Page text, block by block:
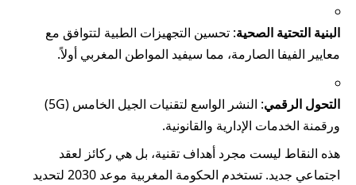
البنية التحتية الصحية: تحسين التجهيزات الطبية لتتوافق مع
معايير الفيفا الصارمة، مما سيفيد المواطن المغربي أولاً.
التحول الرقمي
: النشر الواسع لتقنيات الجيل الخامس (5G)
ورقمنة الخدمات الإدارية والقانونية.
هذه النقاط ليست مجرد أهداف تقنية، بل هي ركائز لعقد
اجتماعي جديد. تستخدم الحكومة المغربية موعد 2030 لتحديد